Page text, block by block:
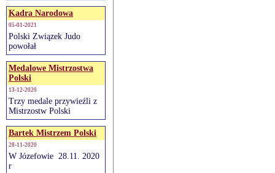
Kadra Narodowa
05-01-2021
Polski Związek Judo
powołał
Medalowe Mistrzostwa
Polski
13-12-2020
Trzy medale przywieźli z
Mistrzostw Polski
Bartek Mistrzem Polski
28-11-2020
W Józefowie 28.11. 2020
r